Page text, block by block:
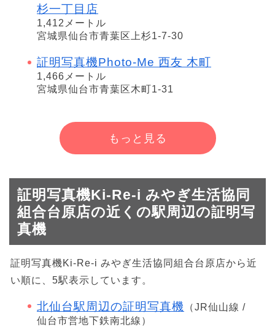
杉一丁目店
1,412メートル
宮城県仙台市青葉区上杉1-7-30
証明写真機Photo-Me 西友 木町
1,466メートル
宮城県仙台市青葉区木町1-31
もっと見る
証明写真機Ki-Re-i みやぎ生活協同
組合台原店の近くの駅周辺の証明写
真機
証明写真機Ki-Re-i みやぎ生活協同組合台原店から近
い順に、5駅表示しています。
北仙台駅周辺の証明写真機
（JR仙山線 /
仙台市営地下鉄南北線）